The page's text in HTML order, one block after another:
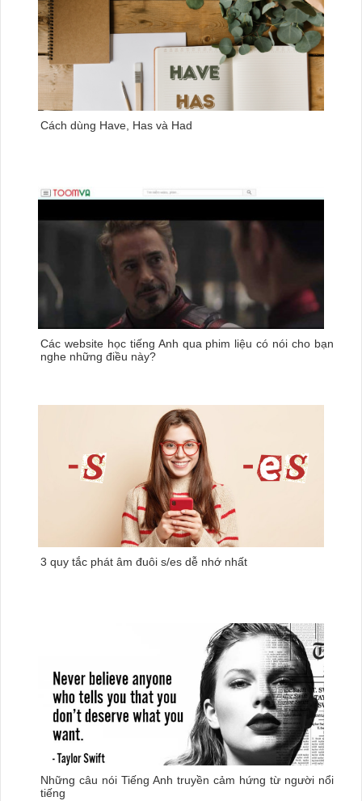
Cách dùng Have, Has và Had
Các website học tiếng Anh qua phim liệu có nói cho bạn
nghe những điều này?
3 quy tắc phát âm đuôi s/es dễ nhớ nhất
Những câu nói Tiếng Anh truyền cảm hứng từ người nổi
tiếng